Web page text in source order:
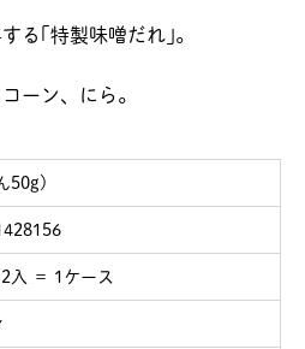
る｢特製味噌だれ｣。
ーン、にら。
50g)
入 ＝ 1ケース